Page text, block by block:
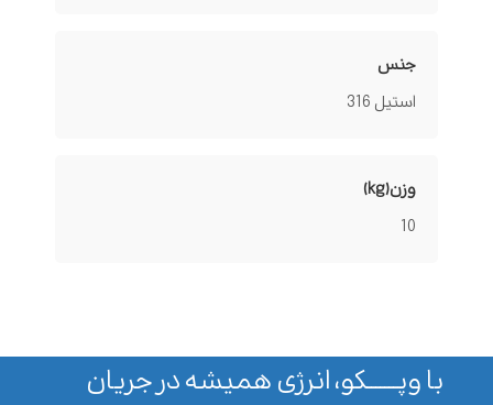
جنس
استیل 316
وزن(kg)
10
با وپـــــــکو، انرژی همیشه در جریان